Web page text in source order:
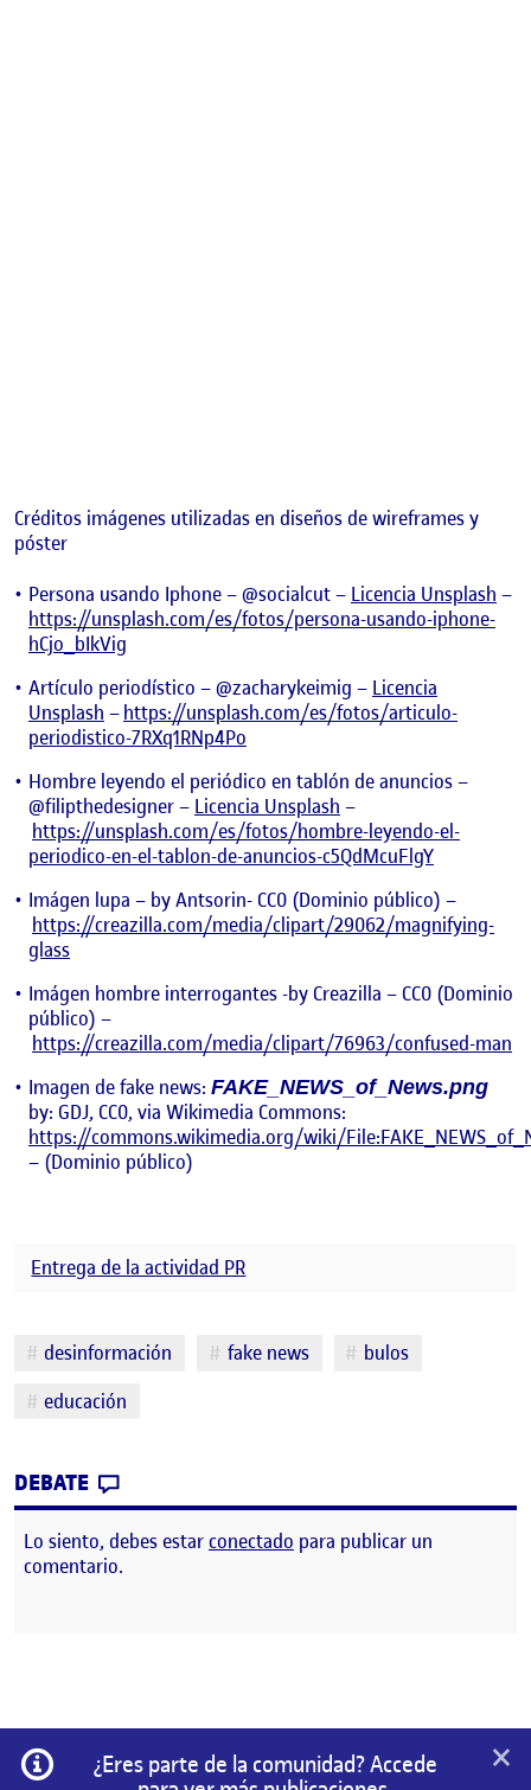
Créditos imágenes utilizadasen diseños de wireframes y
póster
Persona usando Iphone – @socialcut – Licencia Unsplash –
https://unsplash.com/es/fotos/persona-usando-iphone-
hCjo_bIkVig
Artículo periodístico –@zacharykeimig – Licencia
Unsplash –https://unsplash.com/es/fotos/articulo-
periodistico-7RXq1RNp4Po
Hombre leyendo el periódico en tablón de anuncios –
@filipthedesigner– Licencia Unsplash –
https://unsplash.com/es/fotos/hombre-leyendo-el-
periodico-en-el-tablon-de-anuncios-c5QdMcuFlgY
Imágen lupa – by Antsorin- CC0 (Dominio público) –
https://creazilla.com/media/clipart/29062/magnifying-
glass
Imágen hombre interrogantes -by Creazilla – CC0 (Dominio
público) –
https://creazilla.com/media/clipart/76963/confused-man
Imagen de fake news: FAKE_NEWS_of_News.png
by: GDJ, CC0, via Wikimedia Commons:
https://commons.wikimedia.org/wiki/
– (Dominio público)
Entrega de la actividad PR
Etiquetas
desinformación fake news
bulos
educación
DEBATE
Lo siento, debes estarconectado para publicar un
comentario.
Información
¿Eres parte de la comunidad? Accede
×